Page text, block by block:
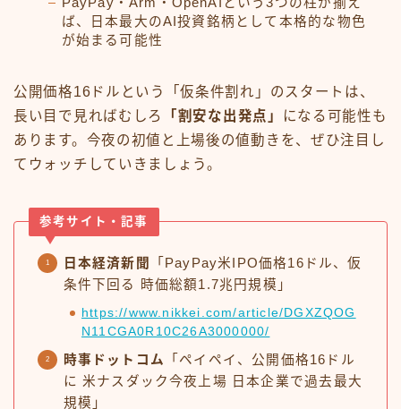
PayPay・Arm・OpenAIという3つの柱が揃え
ば、日本最大のAI投資銘柄として本格的な物色
が始まる可能性
公開価格16ドルという「仮条件割れ」のスタートは、
長い目で見ればむしろ
「割安な出発点」
になる可能性も
あります。今夜の初値と上場後の値動きを、ぜひ注目し
てウォッチしていきましょう。
参考サイト・記事
日本経済新聞
「PayPay米IPO価格16ドル、仮
条件下回る 時価総額1.7兆円規模」
https://www.nikkei.com/article/DGXZQOG
N11CGA0R10C26A3000000/
時事ドットコム
「ペイペイ、公開価格16ドル
に 米ナスダック今夜上場 日本企業で過去最大
規模」